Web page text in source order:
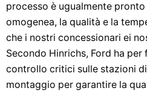
processo è ugualmente
omogenea, la qualità e la
che i nostri concessionari ei
Secondo Hinrichs, Ford ha per
controllo critici sulle stazioni
montaggio per garantire la